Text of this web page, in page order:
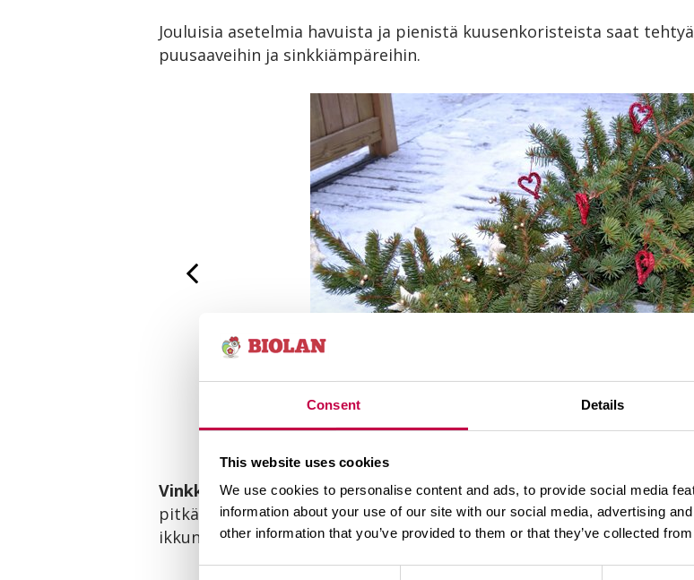
Consent Details
This website uses cookies
We use cookies to personalise content and ads, to provide social media
information about your use of our site with our social media, advertising
other information that you’ve provided to them or that they’ve collected
Jouluisia asetelmia havuista ja pienistä kuusenkoristeista saat
puusaaveihin ja sinkkiämpäreihin.
Vinkki:
Kun annat vihreiden sammalten tai mustikan- ja
pitkäkestoiset ”viherkasvit” paikkaan, jossa normaalit sisäkasvit
ikkunalaudalle.